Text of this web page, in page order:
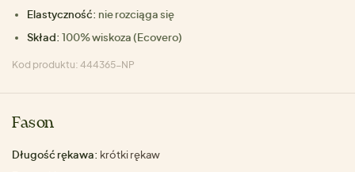
Elastyczność: nie rozciąga się
Skład: 100% wiskoza (Ecovero)
Kod produktu: 444365-NP
Fason
Długość rękawa: krótki rękaw